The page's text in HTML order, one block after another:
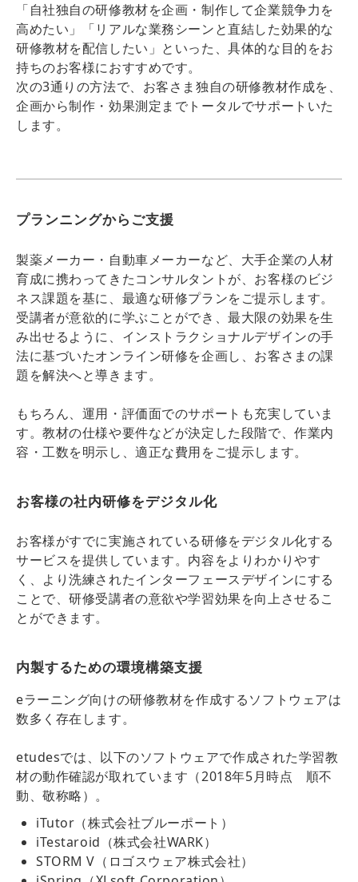
「自社独自の研修教材を企画・制作して企業競争力を
高めたい」「リアルな業務シーンと直結した効果的な
研修教材を配信したい」といった、具体的な目的をお
持ちのお客様におすすめです。
次の3通りの方法で、お客さま独自の研修教材作成を、
企画から制作・効果測定までトータルでサポートいた
します。
プランニングからご支援
製薬メーカー・自動車メーカーなど、大手企業の人材
育成に携わってきたコンサルタントが、お客様のビジ
ネス課題を基に、最適な研修プランをご提示します。
受講者が意欲的に学ぶことができ、最大限の効果を生
み出せるように、インストラクショナルデザインの手
法に基づいたオンライン研修を企画し、お客さまの課
題を解決へと導きます。
もちろん、運用・評価面でのサポートも充実していま
す。教材の仕様や要件などが決定した段階で、作業内
容・工数を明示し、適正な費用をご提示します。
お客様の社内研修をデジタル化
お客様がすでに実施されている研修をデジタル化する
サービスを提供しています。内容をよりわかりやす
く、より洗練されたインターフェースデザインにする
ことで、研修受講者の意欲や学習効果を向上させるこ
とができます。
内製するための環境構築支援
eラーニング向けの研修教材を作成するソフトウェアは
数多く存在します。
etudesでは、以下のソフトウェアで作成された学習教
材の動作確認が取れています（2018年5月時点 順不
動、敬称略）。
iTutor（株式会社ブルーポート）
iTestaroid（株式会社WARK）
STORM V（ロゴスウェア株式会社）